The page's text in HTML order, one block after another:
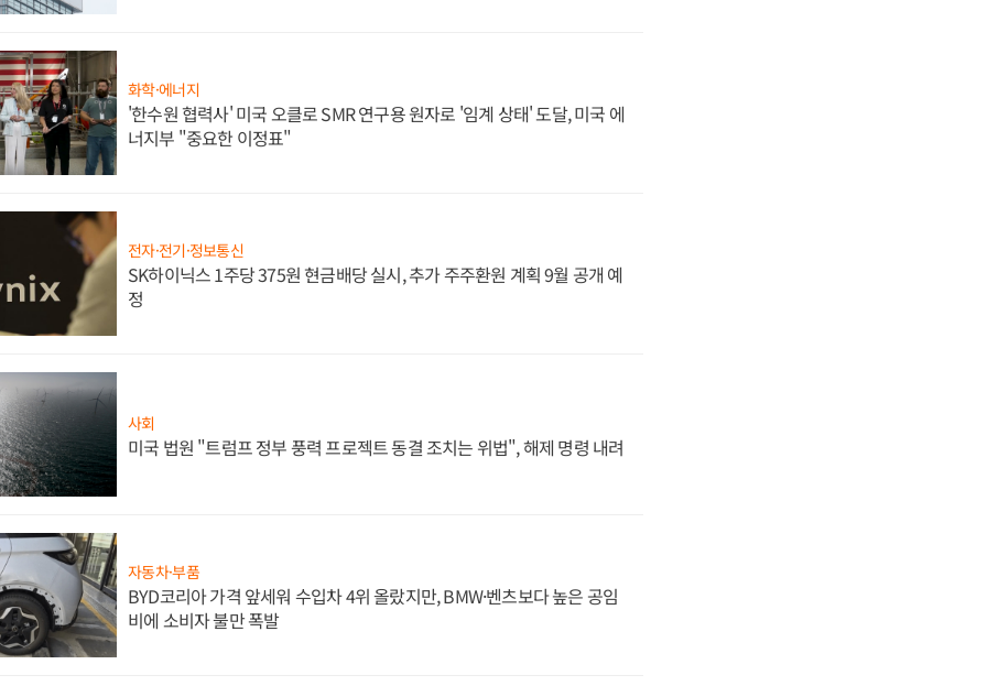
화학·에너지
'한수원 협력사' 미국 오클로 SMR 연구용 원자로 '임계 상태' 도달, 미국 에
너지부 "중요한 이정표"
전자·전기·정보통신
SK하이닉스 1주당 375원 현금배당 실시, 추가 주주환원 계획 9월 공개 예
정
사회
미국 법원 "트럼프 정부 풍력 프로젝트 동결 조치는 위법", 해제 명령 내려
자동차·부품
BYD코리아 가격 앞세워 수입차 4위 올랐지만, BMW·벤츠보다 높은 공임
비에 소비자 불만 폭발